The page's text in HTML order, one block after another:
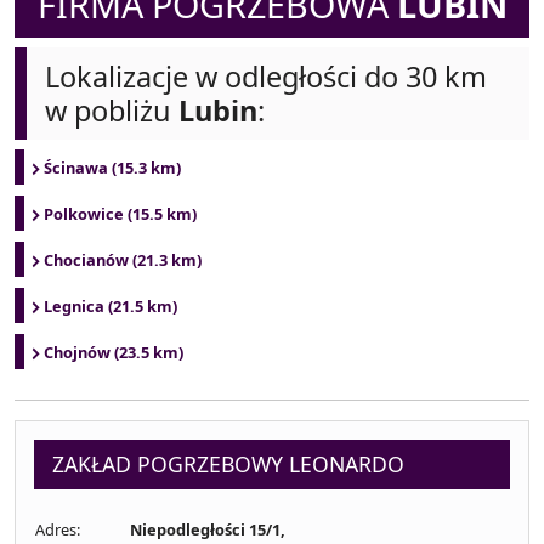
Lokalizacje w odległości do 30 km
w pobliżu Lubin:
Ścinawa (15.3 km)
Polkowice (15.5 km)
Chocianów (21.3 km)
Legnica (21.5 km)
Chojnów (23.5 km)
ZAKŁAD POGRZEBOWY LEONARDO
Adres:
Niepodległości 15/1,